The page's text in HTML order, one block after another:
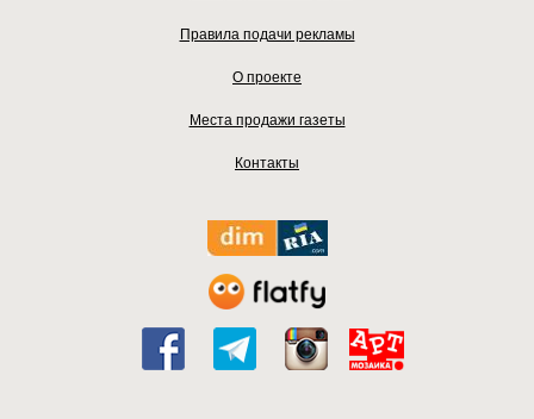
Правила подачи рекламы
О проекте
Места продажи газеты
Контакты